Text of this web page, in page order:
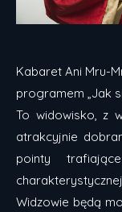
Kabaret Ani Mru-
programem „Jak
To widowisko, z
atrakcyjnie
pointy
Widzowie będą